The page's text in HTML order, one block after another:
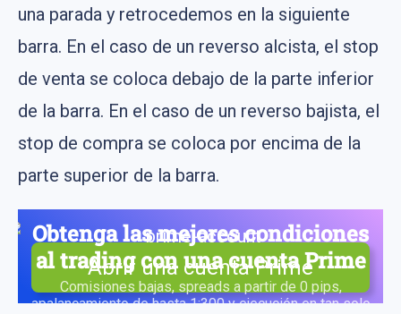
una parada y retrocedemos en la siguiente
barra. En el caso de un reverso alcista, el stop
de venta se coloca debajo de la parte inferior
de la barra. En el caso de un reverso bajista, el
stop de compra se coloca por encima de la
parte superior de la barra.
Obtenga las mejores condiciones
al trading con una cuenta Prime
Comisiones bajas, spreads a partir de 0 pips,
apalancamiento de hasta 1:300 y ejecución en tan solo
Abrir una cuenta Prime